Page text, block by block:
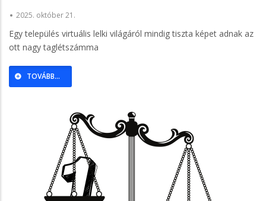
2025. október 21.
Egy település virtuális lelki világáról mindig tiszta képet adnak az
ott nagy taglétszámma
TOVÁBB...